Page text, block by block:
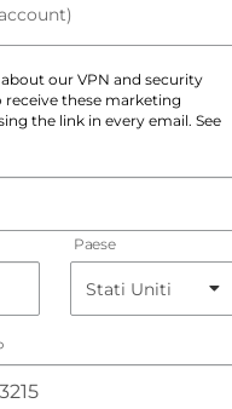
our VPN and security
these marketing
the link in every email. See
Paese